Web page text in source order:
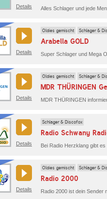
Details
Details
Oldies gemischt Schlager &
Arabella GOLD
Super Schlager und Mega
Details
Oldies gemischt Schlager &
MDR THÜRINGEN
Details
Schlager & Discofox
Radio Schwany
Bei Radio Herzklang gibt
Details
Oldies gemischt Schlager &
Radio 2000